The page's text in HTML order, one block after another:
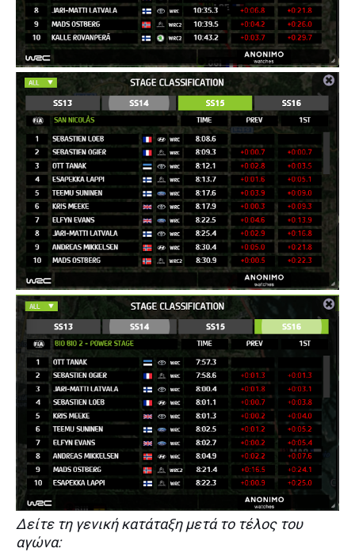
Δείτε τη γενική κατάταξη μετά το τέλος του
αγώνα: